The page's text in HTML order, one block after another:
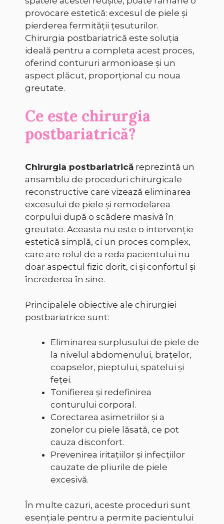
provocare estetică: excesul de piele și
pierderea fermității țesuturilor.
Chirurgia postbariatrică este soluția
ideală pentru a completa acest proces,
oferind contururi armonioase și un
aspect plăcut, proporțional cu noua
greutate.
Ce este chirurgia
postbariatrică?
Chirurgia postbariatrică reprezintă un
ansamblu de proceduri chirurgicale
reconstructive care vizează eliminarea
excesului de piele și remodelarea
corpului după o scădere masivă în
greutate. Aceasta nu este o intervenție
estetică simplă, ci un proces complex,
care are rolul de a reda pacientului nu
doar aspectul fizic dorit, ci și confortul și
încrederea în sine.
Principalele obiective ale chirurgiei
postbariatrice sunt:
Eliminarea surplusului de piele de
la nivelul abdomenului, brațelor,
coapselor, pieptului, spatelui și
feței.
Tonifierea și redefinirea
conturului corporal.
Corectarea asimetriilor și a
zonelor cu piele lăsată, ce pot
cauza disconfort.
Prevenirea iritațiilor și infecțiilor
cauzate de pliurile de piele
excesivă.
În multe cazuri, aceste proceduri sunt
esențiale pentru a permite pacientului